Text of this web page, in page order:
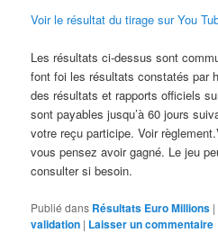
Voir le résultat du tirage sur You
Les résultats ci-dessus sont
font foi les résultats constatés par
des résultats et rapports officiels
sont payables jusqu’à 60 jours
votre reçu participe. Voir
vous pensez avoir gagné. Le jeu
consulter si besoin.
Publié dans Résultats Euro Millions |
validation | Laisser un commentaire